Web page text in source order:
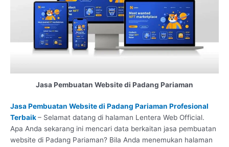
Jasa Pembuatan Website di Padang Pariaman
Jasa Pembuatan Website di Padang Pariaman Profesional
Terbaik– Selamat datang di halaman Lentera Web Official.
Apa Anda sekarang ini mencari data berkaitan jasa pembuatan
website di Padang Pariaman? Bila Anda menemukan halaman